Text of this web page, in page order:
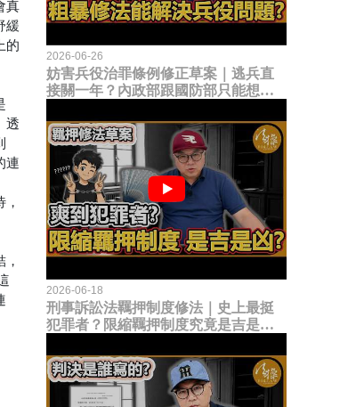
真
緩
的
透
連
2026-06-26
妨害兵役治罪條例修正草案｜逃兵直
接關一年？內政部跟國防部只能想到
題？
2026-06-18
刑事訴訟法羈押制度修法｜史上最挺
犯罪者？限縮羈押制度究竟是吉是